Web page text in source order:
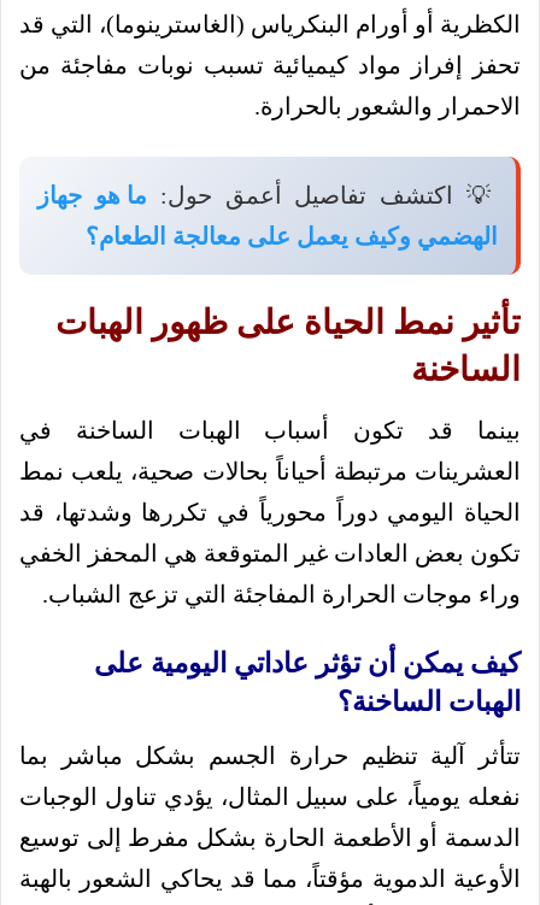
الكظرية أو أورام البنكرياس (الغاسترينوما)، التي قد
تحفز إفراز مواد كيميائية تسبب نوبات مفاجئة من
الاحمرار والشعور بالحرارة.
💡 اكتشف تفاصيل أعمق حول: ما هو جهاز
الهضمي وكيف يعمل على معالجة الطعام؟
تأثير نمط الحياة على ظهور الهبات
الساخنة
بينما قد تكون أسباب الهبات الساخنة في
العشرينات مرتبطة أحياناً بحالات صحية، يلعب نمط
الحياة اليومي دوراً محورياً في تكررها وشدتها، قد
تكون بعض العادات غير المتوقعة هي المحفز الخفي
وراء موجات الحرارة المفاجئة التي تزعج الشباب.
كيف يمكن أن تؤثر عاداتي اليومية على
الهبات الساخنة؟
تتأثر آلية تنظيم حرارة الجسم بشكل مباشر بما
نفعله يومياً، على سبيل المثال، يؤدي تناول الوجبات
الدسمة أو الأطعمة الحارة بشكل مفرط إلى توسيع
الأوعية الدموية مؤقتاً، مما قد يحاكي الشعور بالهبة